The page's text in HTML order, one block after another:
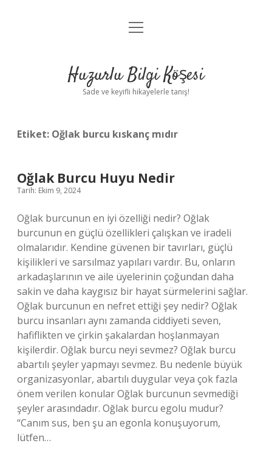
Anasayfa
Yasal Uyarı
menüyü
Huzurlu Bilgi Köşesi
Sade ve keyifli hikayelerle tanış!
Etiket: Oğlak burcu kıskanç mıdır
Oğlak Burcu Huyu Nedir
Tarih: Ekim 9, 2024
Oğlak burcunun en iyi özelliği nedir? Oğlak
burcunun en güçlü özellikleri çalışkan ve iradeli
olmalarıdır. Kendine güvenen bir tavırları, güçlü
kişilikleri ve sarsılmaz yapıları vardır. Bu, onların
arkadaşlarının ve aile üyelerinin çoğundan daha
sakin ve daha kaygısız bir hayat sürmelerini sağlar.
Oğlak burcunun en nefret ettiği şey nedir? Oğlak
burcu insanları aynı zamanda ciddiyeti seven,
hafiflikten ve çirkin şakalardan hoşlanmayan
kişilerdir. Oğlak burcu neyi sevmez? Oğlak burcu
abartılı şeyler yapmayı sevmez. Bu nedenle büyük
organizasyonlar, abartılı duygular veya çok fazla
önem verilen konular Oğlak burcunun sevmediği
şeyler arasındadır. Oğlak burcu egolu mudur?
“Canım sus, ben şu an egonla konuşuyorum,
lütfen…